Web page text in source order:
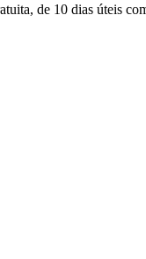
de 10 dias úteis